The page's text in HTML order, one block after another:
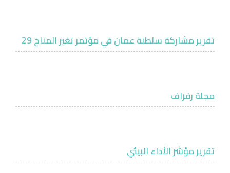
تقرير مشاركة سلطنة عمان في مؤتمر تغير المناخ 29
مجلة رفراف
تقرير مؤشر الأداء البيئي